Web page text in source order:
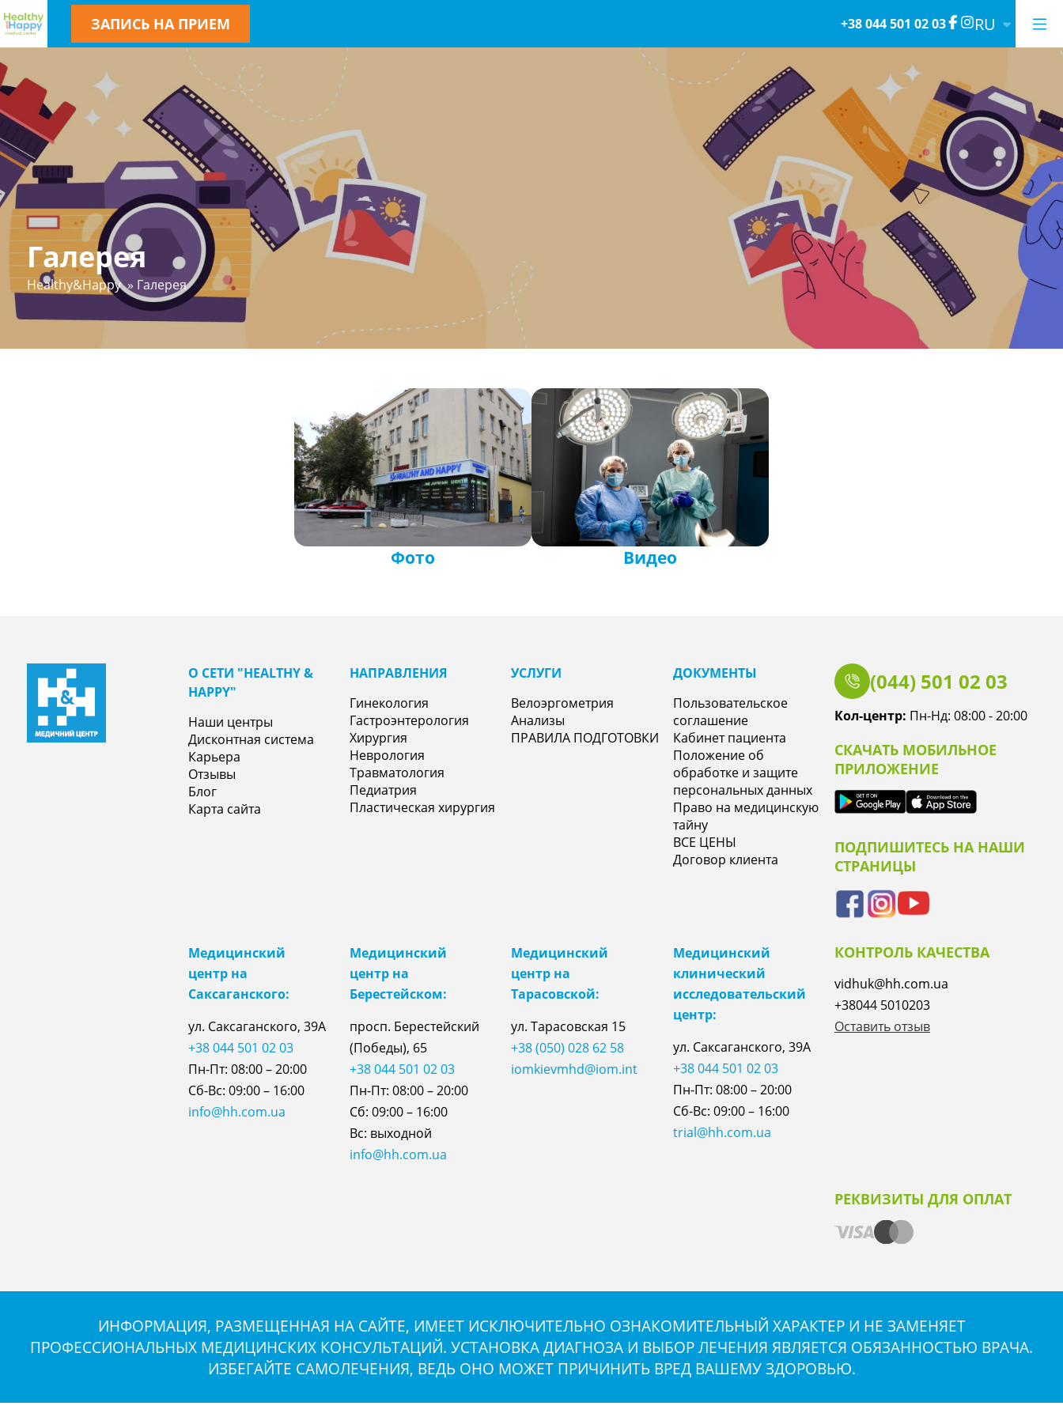
ЗАПИСЬ НА ПРИЕМ +38 044 501 02 03 RU
Галерея
Healthy&Happy » Галерея
Фото Видео
О СЕТИ "НEALTHY &
НAPPY"
Наши центры
Дисконтная система
Карьера
Отзывы
Блог
Карта сайта
НАПРАВЛЕНИЯㅤ
Гинекология
Гастроэнтерология
Хирургия
Неврология
Травматология
Педиатрия
Пластическая хирургия
УСЛУГИ
Велоэргометрия
Анализы
ПРАВИЛА ПОДГОТОВКИ
ДОКУМЕНТЫ
Пользовательское
соглашение
Кабинет пациента
Положение об
обработке и защите
персональных данных
Право на медицинскую
тайну
ВСЕ ЦЕНЫ
Договор клиента
(044) 501 02 03
Кол-центр: Пн-Нд: 08:00 - 20:00
СКАЧАТЬ МОБИЛЬНОЕ
ПРИЛОЖЕНИЕ
ПОДПИШИТЕСЬ НА НАШИ
СТРАНИЦЫ
Медицинский
центр на
Саксаганского:
ул. Саксаганского, 39А
+38 044 501 02 03
Пн-Пт: 08:00 – 20:00
Сб-Вс: 09:00 – 16:00
info@hh.com.ua
Медицинский
центр на
Берестейском:
просп. Берестейский
(Победы), 65
+38 044 501 02 03
Пн-Пт: 08:00 – 20:00
Сб: 09:00 – 16:00
Вс: выходной
info@hh.com.ua
Медицинский
центр на
Тарасовской:
ул.Тарасовская 15
+38 (050) 028 62 58
iomkievmhd@iom.int
Медицинский
клинический
исследовательский
центр:
ул. Саксаганского, 39А
+38 044 501 02 03
Пн-Пт: 08:00 – 20:00
Сб-Вс: 09:00 – 16:00
trial@hh.com.ua
КОНТРОЛЬ КАЧЕСТВА
vidhuk@hh.com.ua
+38044 5010203
Оставить отзыв
РЕКВИЗИТЫ ДЛЯ ОПЛАТ
ИНФОРМАЦИЯ, РАЗМЕЩЕННАЯ НА САЙТЕ, ИМЕЕТ ИСКЛЮЧИТЕЛЬНО ОЗНАКОМИТЕЛЬНЫЙ ХАРАКТЕР И НЕ ЗАМЕНЯЕТ
ПРОФЕССИОНАЛЬНЫХ МЕДИЦИНСКИХ КОНСУЛЬТАЦИЙ. УСТАНОВКА ДИАГНОЗА И ВЫБОР ЛЕЧЕНИЯ ЯВЛЯЕТСЯ ОБЯЗАННОСТЬЮ ВРАЧА.
ИЗБЕГАЙТЕ САМОЛЕЧЕНИЯ, ВЕДЬ ОНО МОЖЕТ ПРИЧИНИТЬ ВРЕД ВАШЕМУ ЗДОРОВЬЮ.